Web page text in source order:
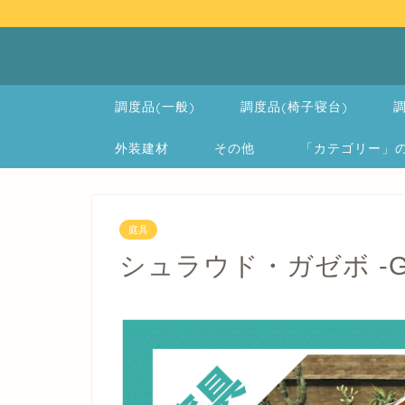
調度品(一般) 調度品(椅子寝台)
外装建材 その他 「カテゴリー
庭具
シュラウド・ガゼボ -